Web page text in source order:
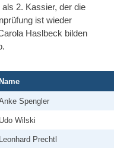
2. Kassier, der die
ist wieder
Haslbeck bilden
Name
Spengler
Udo Wilski
Leonhard Prechtl